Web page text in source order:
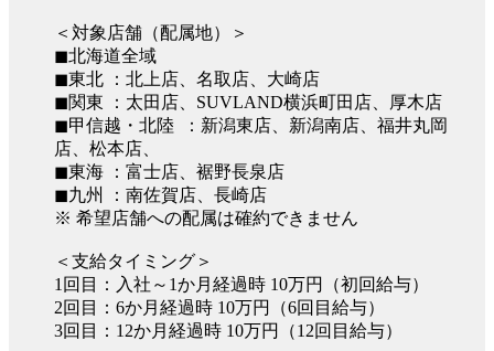
＜対象店舗（配属地）＞
◼︎北海道全域
◼︎東北 ：北上店、名取店、大崎店
◼︎関東 ：太田店、SUVLAND横浜町田店、厚木店
◼︎甲信越・北陸 ：新潟東店、新潟南店、福井丸岡
店、松本店、
◼︎東海 ：富士店、裾野長泉店
◼︎九州 ：南佐賀店、長崎店
※ 希望店舗への配属は確約できません
＜支給タイミング＞
1回目：入社～1か月経過時 10万円（初回給与）
2回目：6か月経過時 10万円（6回目給与）
3回目：12か月経過時 10万円（12回目給与）